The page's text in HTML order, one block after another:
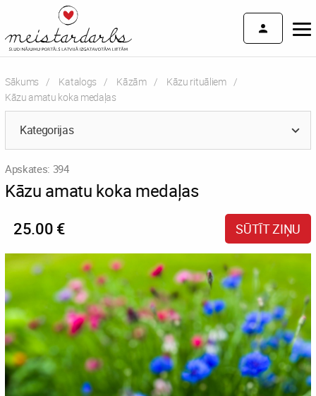
Sākums Katalogs Kāzām
Kāzu rituāliem
Current:
Kāzu amatu koka medaļas
Kategorijas
Apskates: 394
Kāzu amatu koka medaļas
25.00 € SŪTĪT ZIŅU